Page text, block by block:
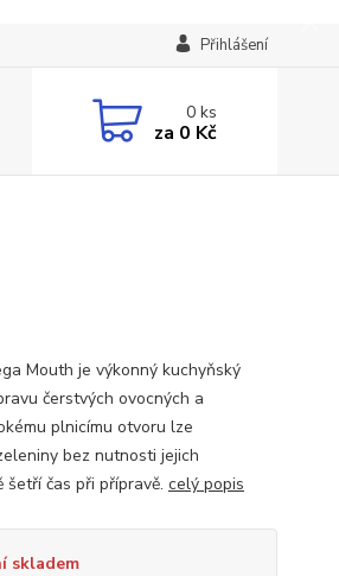
Přihlášení
0ks
za 0 Kč
Mouth je výkonný kuchyňský
čerstvých ovocných a
plnicímu otvoru lze
bez nutnosti jejich
šetří čas při přípravě. celý popis
skladem